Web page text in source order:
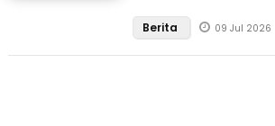
Berita 09 Jul 2026